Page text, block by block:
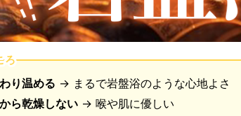
ろ
り温める → まるで岩盤浴のような心地よさ
ら乾燥しない → 喉や肌に優しい